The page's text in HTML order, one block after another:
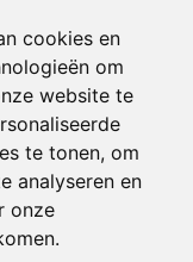
cookies en
om
website te
te tonen, om
analyseren en
onze